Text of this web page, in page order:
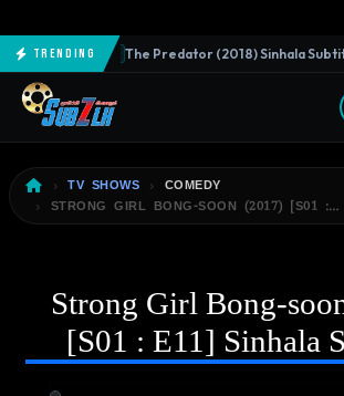
TrendingNEW The Predator (2018) Sinhala
TV SHOWS
COMEDY
STRONG GIRL BONG-SOON (2017) [S01 :…
Strong Girl Bong-
[S01 : E11] Sinhala